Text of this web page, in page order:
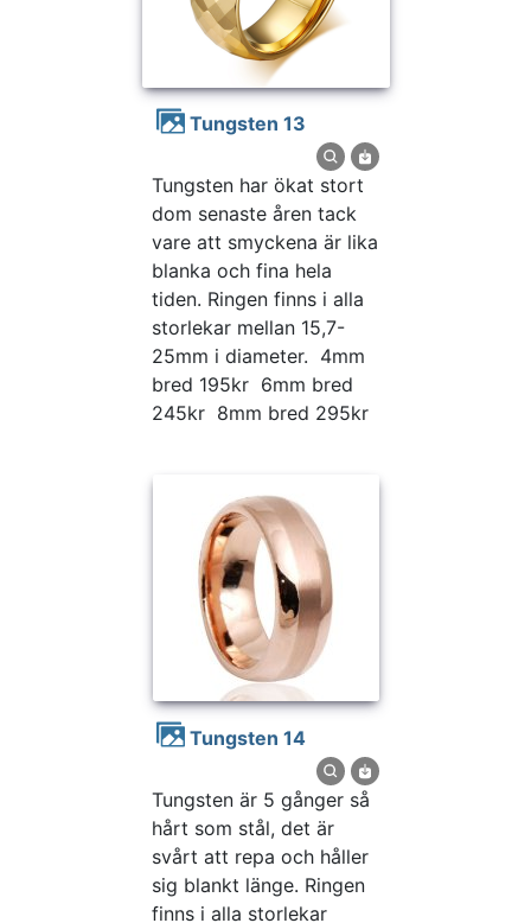
Tungsten 13
Tungsten har ökat stort
dom senaste åren tack
vare att smyckena är lika
blanka och fina hela
tiden. Ringen finns i alla
storlekar mellan 15,7-
25mm i diameter. 4mm
bred 195kr 6mm bred
245kr 8mm bred 295kr
Tungsten 14
Tungsten är 5 gånger så
hårt som stål, det är
svårt att repa och håller
sig blankt länge. Ringen
finns i alla storlekar